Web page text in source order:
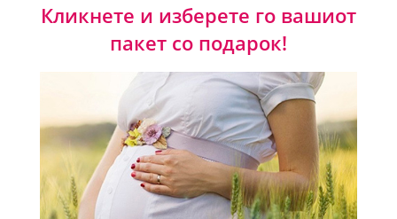
Кликнете и изберете го вашиот
пакет со подарок!